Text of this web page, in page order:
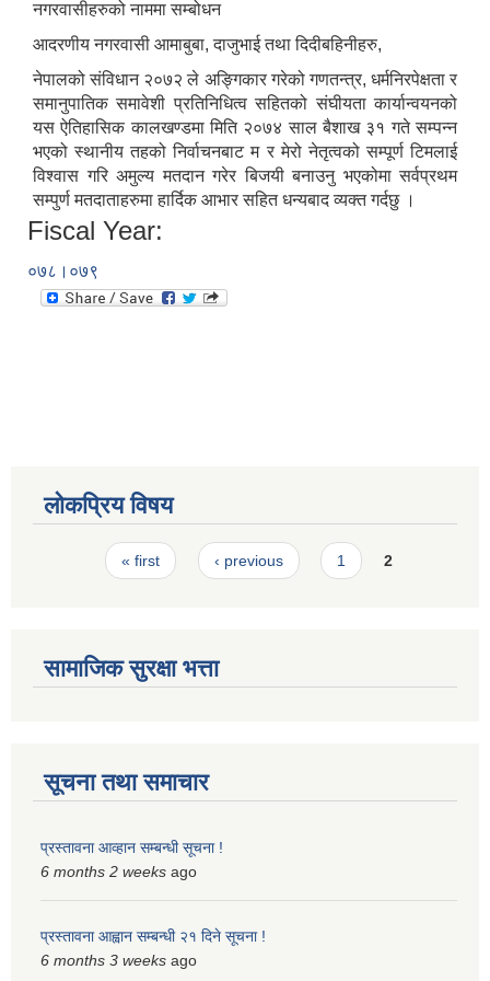
नगरवासीहरुको नाममा सम्बोधन
आदरणीय नगरवासी आमाबुबा, दाजुभाई तथा दिदीबहिनीहरु,
नेपालको संविधान २०७२ ले अङ्गिकार गरेको गणतन्त्र, धर्मनिरपेक्षता र
समानुपातिक समावेशी प्रतिनिधित्व सहितको संघीयता कार्यान्वयनको
यस ऐतिहासिक कालखण्डमा मिति २०७४ साल बैशाख ३१ गते सम्पन्न
भएको स्थानीय तहको निर्वाचनबाट म र मेरो नेतृत्वको सम्पूर्ण टिमलाई
विश्वास गरि अमुल्य मतदान गरेर बिजयी बनाउनु भएकोमा सर्वप्रथम
सम्पुर्ण मतदाताहरुमा हार्दिक आभार सहित धन्यबाद व्यक्त गर्दछु ।
Fiscal Year:
०७८।०७९
लोकप्रिय विषय
Pages« first ‹ previous 1 2
सामाजिक सुरक्षा भत्ता
सूचना तथा समाचार
प्रस्तावना आव्हान सम्बन्धी सूचना !
6 months 2 weeks ago
प्रस्तावना आह्वान सम्बन्धी २१ दिने सूचना !
6 months 3 weeks ago